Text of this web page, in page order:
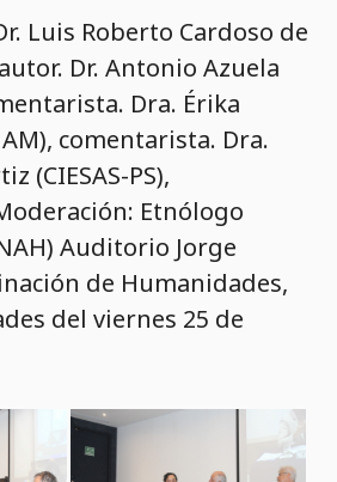
Luis Roberto Cardoso de
Dr. Antonio Azuela
Dra. Érika
comentarista. Dra.
(CIESAS-PS),
Etnólogo
Auditorio Jorge
de Humanidades,
del viernes 25 de